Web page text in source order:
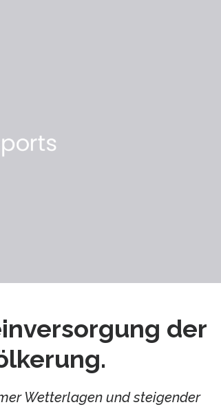
der
Wetterlagen und steigender